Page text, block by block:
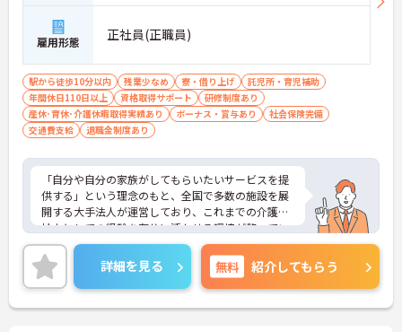
担を大きく軽減しています。
・業務の効率化により月の平均残業時間は10時間程
度と少なく、体力的なゆとりを持ってご入居者様と
向き合えます。
【ご家族も安心できる、圧倒的な福利厚生が整って
います】
・ご家族分も含めて年間3万円までの医療費補助
る独自の福利厚生が利用できます。
・小学校3年生までの時短・夜勤免除制度があり、
男性の育休取得実績も豊富なため、ライフステージ
が変化しても安心です。
【プライベートとの両立がしやすい環境です】
・有給取得促進手当の支給や、5連休以上の長期休
暇を取得できる仕組みがあり、しっかりと心身をリ
フレッシュできます。
・中途入社比率が6割を超えており、風通しが良
雇用形態 正社員(正職員)
駅から徒歩10分以内 残業少なめ 寮・借り上げ
託児所・育児補助
年間休日110日以上
資格取得サポート
研修制度あり
産休･育休･介護休暇取得実績あり
ボーナス・賞与あり
社会保険完備
交通費支給
退職金制度あり
「自分や自分の家族がしてもらいたいサービスを提
供する」という理念のもと、全国で多数の施設を展
開する大手法人が運営しており、これまでの介護福
祉士としての経験を存分に活かせる環境が整ってい
ます。最大の魅力は、専門性を正当に評価する独自
の社内資格「マジ神制度」。認知症ケア等の分野で
認定されると最大月4万円の手当が加算され、確実
な収入アップが可能です。また、スマホでの記録入
力や睡眠センサー等のDX化により、夜間業務などの
詳細を見る 無料 紹介してもらう